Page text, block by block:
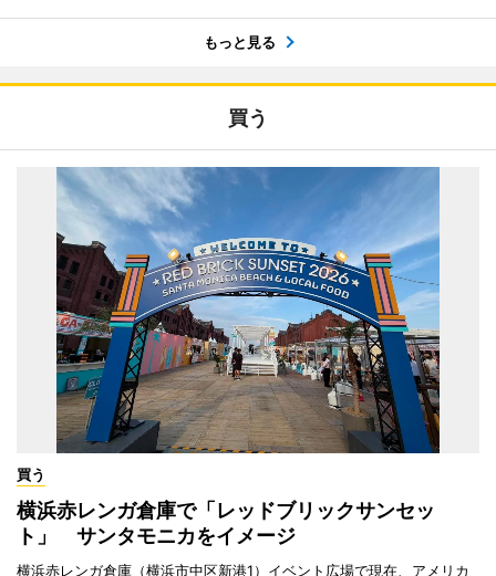
もっと見る
買う
買う
横浜赤レンガ倉庫で「レッドブリックサンセッ
ト」 サンタモニカをイメージ
横浜赤レンガ倉庫（横浜市中区新港1）イベント広場で現在、アメリカ